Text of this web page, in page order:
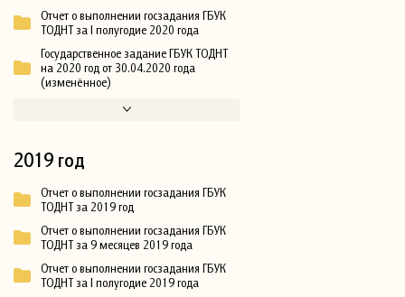
Отчет о выполнении госзадания ГБУК
ТОДНТ за I полугодие 2020 года
Государственное задание ГБУК ТОДНТ
на 2020 год от 30.04.2020 года
(изменённое)
2019 год
Отчет о выполнении госзадания ГБУК
ТОДНТ за 2019 год
Отчет о выполнении госзадания ГБУК
ТОДНТ за 9 месяцев 2019 года
Отчет о выполнении госзадания ГБУК
ТОДНТ за I полугодие 2019 года